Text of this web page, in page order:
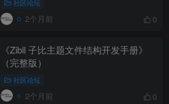
社区论坛
2个月前 0
《Zibll 子比主题文件结构开发手册》
（完整版）
社区论坛
2个月前 0